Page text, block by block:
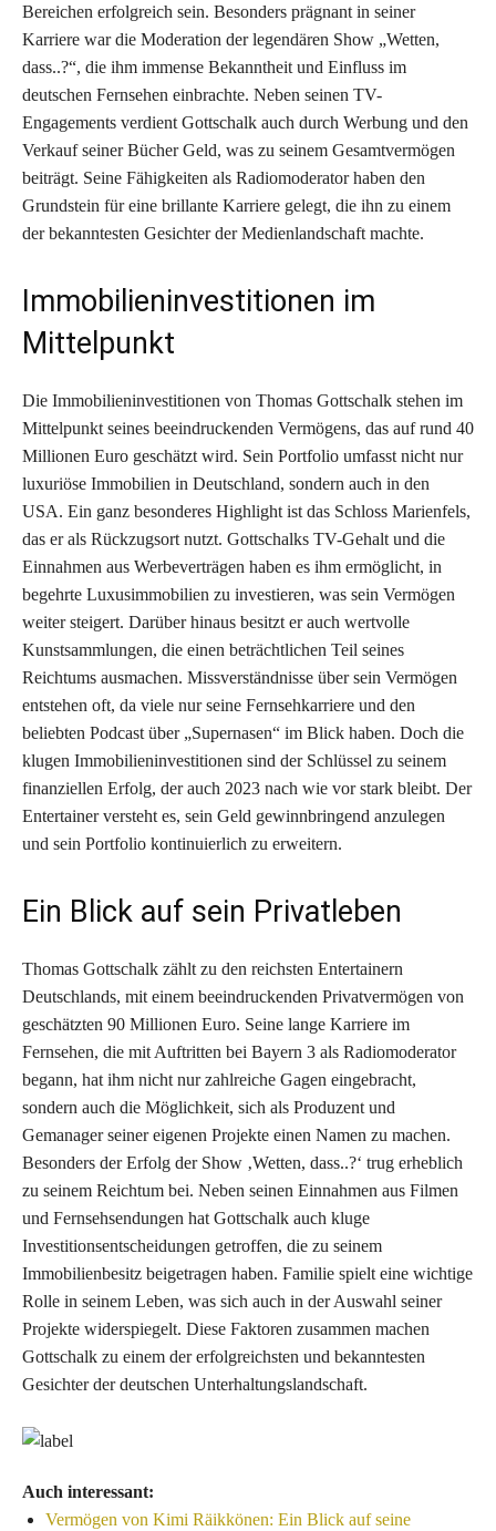
Bereichen erfolgreich sein. Besonders prägnant in seiner
Karriere war die Moderation der legendären Show „Wetten,
dass..?“, die ihm immense Bekanntheit und Einfluss im
deutschen Fernsehen einbrachte. Neben seinen TV-
Engagements verdient Gottschalk auch durch Werbung und den
Verkauf seiner Bücher Geld, was zu seinem Gesamtvermögen
beiträgt. Seine Fähigkeiten als Radiomoderator haben den
Grundstein für eine brillante Karriere gelegt, die ihn zu einem
der bekanntesten Gesichter der Medienlandschaft machte.
Immobilieninvestitionen im
Mittelpunkt
Die Immobilieninvestitionen von Thomas Gottschalk stehen im
Mittelpunkt seines beeindruckenden Vermögens, das auf rund 40
Millionen Euro geschätzt wird. Sein Portfolio umfasst nicht nur
luxuriöse Immobilien in Deutschland, sondern auch in den
USA. Ein ganz besonderes Highlight ist das Schloss Marienfels,
das er als Rückzugsort nutzt. Gottschalks TV-Gehalt und die
Einnahmen aus Werbeverträgen haben es ihm ermöglicht, in
begehrte Luxusimmobilien zu investieren, was sein Vermögen
weiter steigert. Darüber hinaus besitzt er auch wertvolle
Kunstsammlungen, die einen beträchtlichen Teil seines
Reichtums ausmachen. Missverständnisse über sein Vermögen
entstehen oft, da viele nur seine Fernsehkarriere und den
beliebten Podcast über „Supernasen“ im Blick haben. Doch die
klugen Immobilieninvestitionen sind der Schlüssel zu seinem
finanziellen Erfolg, der auch 2023 nach wie vor stark bleibt. Der
Entertainer versteht es, sein Geld gewinnbringend anzulegen
und sein Portfolio kontinuierlich zu erweitern.
Ein Blick auf sein Privatleben
Thomas Gottschalk zählt zu den reichsten Entertainern
Deutschlands, mit einem beeindruckenden Privatvermögen von
geschätzten 90 Millionen Euro. Seine lange Karriere im
Fernsehen, die mit Auftritten bei Bayern 3 als Radiomoderator
begann, hat ihm nicht nur zahlreiche Gagen eingebracht,
sondern auch die Möglichkeit, sich als Produzent und
Gemanager seiner eigenen Projekte einen Namen zu machen.
Besonders der Erfolg der Show ‚Wetten, dass..?‘ trug erheblich
zu seinem Reichtum bei. Neben seinen Einnahmen aus Filmen
und Fernsehsendungen hat Gottschalk auch kluge
Investitionsentscheidungen getroffen, die zu seinem
Immobilienbesitz beigetragen haben. Familie spielt eine wichtige
Rolle in seinem Leben, was sich auch in der Auswahl seiner
Projekte widerspiegelt. Diese Faktoren zusammen machen
Gottschalk zu einem der erfolgreichsten und bekanntesten
Gesichter der deutschen Unterhaltungslandschaft.
Auch interessant:
Vermögen von Kimi Räikkönen: Ein Blick auf seine